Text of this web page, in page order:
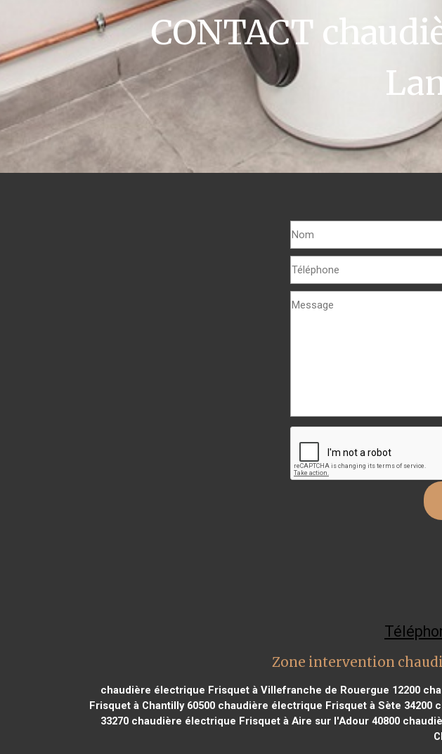
CONTACT
Zone intervention
chaudière électrique Frisquet à Villefranche de Rouergue 12200
Frisquet à Chantilly 60500chaudière électrique Frisquet à Sète 34200
33270chaudière électrique Frisquet à Aire sur l'Adour 40800